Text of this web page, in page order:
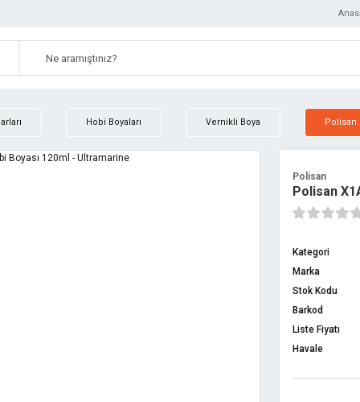
Hobi Boyaları Vernikli Boya Polisan
Polisan
Polisan
Kategori
Marka
Stok Kodu
Barkod
Liste Fiyatı
Havale